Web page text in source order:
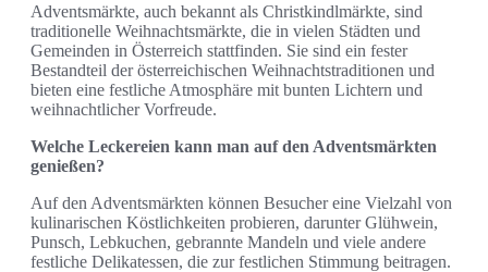
Adventsmärkte, auch bekannt als Christkindlmärkte, sind
traditionelle Weihnachtsmärkte, die in vielen Städten und
Gemeinden in Österreich stattfinden. Sie sind ein fester
Bestandteil der österreichischen Weihnachtstraditionen und
bieten eine festliche Atmosphäre mit bunten Lichtern und
weihnachtlicher Vorfreude.
Welche Leckereien kann man auf den Adventsmärkten
genießen?
Auf den Adventsmärkten können Besucher eine Vielzahl von
kulinarischen Köstlichkeiten probieren, darunter Glühwein,
Punsch, Lebkuchen, gebrannte Mandeln und viele andere
festliche Delikatessen, die zur festlichen Stimmung beitragen.